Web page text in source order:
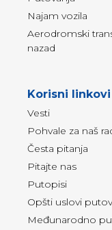
Najam vozila
Aerodromski
nazad
Korisni linkovi
Vesti
Pohvale za naš
Česta pitanja
Pitajte nas
Putopisi
Opšti uslovi
Međunarodno